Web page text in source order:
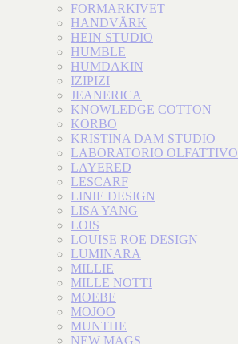
FORMARKIVET
HANDVÄRK
HEIN STUDIO
HUMBLE
HUMDAKIN
IZIPIZI
JEANERICA
KNOWLEDGE COTTON
KORBO
KRISTINA DAM STUDIO
LABORATORIO OLFATTIVO
LAYERED
LESCARF
LINIE DESIGN
LISA YANG
LOIS
LOUISE ROE DESIGN
LUMINARA
MILLIE
MILLE NOTTI
MOEBE
MOJOO
MUNTHE
NEW MAGS